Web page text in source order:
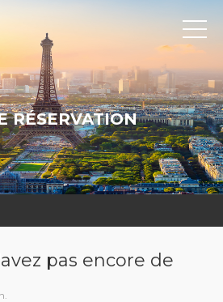
RÉSERVATION
pas encore de